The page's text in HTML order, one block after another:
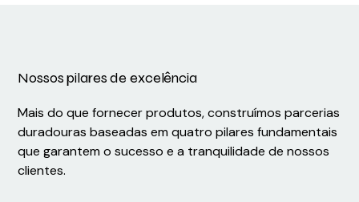
Nossos pilares de excelência
Mais do que fornecer produtos, construímos parcerias
duradouras baseadas em quatro pilares fundamentais
que garantem o sucesso e a tranquilidade de nossos
clientes.